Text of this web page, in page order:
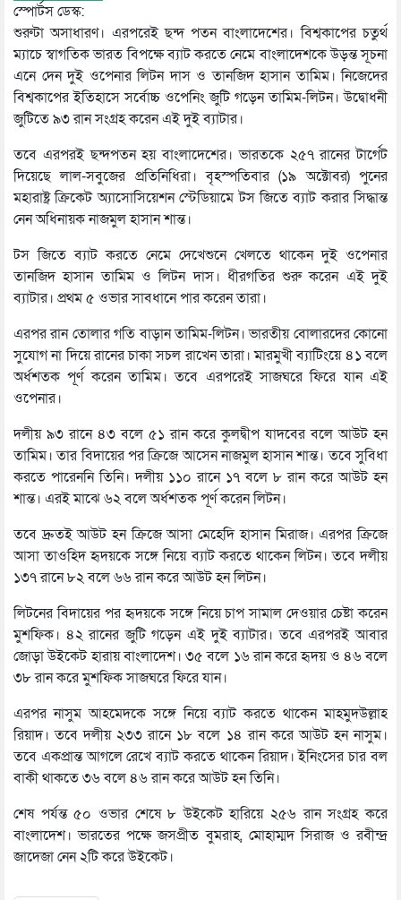
স্পোর্টস ডেস্ক:
শুরুটা অসাধারণ। এরপরেই ছন্দ পতন বাংলাদেশের। বিশ্বকাপের চতুর্থ
ম্যাচে স্বাগতিক ভারত বিপক্ষে ব্যাট করতে নেমে বাংলাদেশকে উড়ন্ত সূচনা
এনে দেন দুই ওপেনার লিটন দাস ও তানজিদ হাসান তামিম। নিজেদের
বিশ্বকাপের ইতিহাসে সর্বোচ্চ ওপেনিং জুটি গড়েন তামিম-লিটন। উদ্বোধনী
জুটিতে ৯৩ রান সংগ্রহ করেন এই দুই ব্যাটার।
তবে এরপরই ছন্দপতন হয় বাংলাদেশের। ভারতকে ২৫৭ রানের টার্গেট
দিয়েছে লাল-সবুজের প্রতিনিধিরা। বৃহস্পতিবার (১৯ অক্টোবর) পুনের
মহারাষ্ট্র ক্রিকেট অ্যাসোসিয়েশন স্টেডিয়ামে টস জিতে ব্যাট করার সিদ্ধান্ত
নেন অধিনায়ক নাজমুল হাসান শান্ত।
টস জিতে ব্যাট করতে নেমে দেখেশুনে খেলতে থাকেন দুই ওপেনার
তানজিদ হাসান তামিম ও লিটন দাস। ধীরগতির শুরু করেন এই দুই
ব্যাটার। প্রথম ৫ ওভার সাবধানে পার করেন তারা।
এরপর রান তোলার গতি বাড়ান তামিম-লিটন। ভারতীয় বোলারদের কোনো
সুযোগ না দিয়ে রানের চাকা সচল রাখেন তারা। মারমুখী ব্যাটিংয়ে ৪১ বলে
অর্ধশতক পূর্ণ করেন তামিম। তবে এরপরেই সাজঘরে ফিরে যান এই
ওপেনার।
দলীয় ৯৩ রানে ৪৩ বলে ৫১ রান করে কুলদ্বীপ যাদবের বলে আউট হন
তামিম। তার বিদায়ের পর ক্রিজে আসেন নাজমুল হাসান শান্ত। তবে সুবিধা
করতে পারেননি তিনি। দলীয় ১১০ রানে ১৭ বলে ৮ রান করে আউট হন
শান্ত। এরই মাঝে ৬২ বলে অর্ধশতক পূর্ণ করেন লিটন।
তবে দ্রুতই আউট হন ক্রিজে আসা মেহেদি হাসান মিরাজ। এরপর ক্রিজে
আসা তাওহিদ হৃদয়কে সঙ্গে নিয়ে ব্যাট করতে থাকেন লিটন। তবে দলীয়
১৩৭ রানে ৮২ বলে ৬৬ রান করে আউট হন লিটন।
লিটনের বিদায়ের পর হৃদয়কে সঙ্গে নিয়ে চাপ সামাল দেওয়ার চেষ্টা করেন
মুশফিক। ৪২ রানের জুটি গড়েন এই দুই ব্যাটার। তবে এরপরই আবার
জোড়া উইকেট হারায় বাংলাদেশ। ৩৫ বলে ১৬ রান করে হৃদয় ও ৪৬ বলে
৩৮ রান করে মুশফিক সাজঘরে ফিরে যান।
এরপর নাসুম আহমেদকে সঙ্গে নিয়ে ব্যাট করতে থাকেন মাহমুদউল্লাহ
রিয়াদ। তবে দলীয় ২৩৩ রানে ১৮ বলে ১৪ রান করে আউট হন নাসুম।
তবে একপ্রান্ত আগলে রেখে ব্যাট করতে থাকেন রিয়াদ। ইনিংসের চার বল
বাকী থাকতে ৩৬ বলে ৪৬ রান করে আউট হন তিনি।
শেষ পর্যন্ত ৫০ ওভার শেষে ৮ উইকেট হারিয়ে ২৫৬ রান সংগ্রহ করে
বাংলাদেশ। ভারতের পক্ষে জসপ্রীত বুমরাহ, মোহাম্মদ সিরাজ ও রবীন্দ্র
জাদেজা নেন ২টি করে উইকেট।